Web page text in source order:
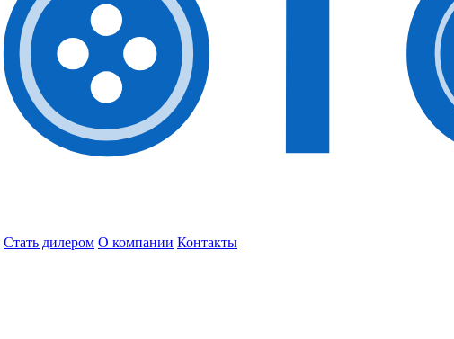
Стать дилером О компании Контакты